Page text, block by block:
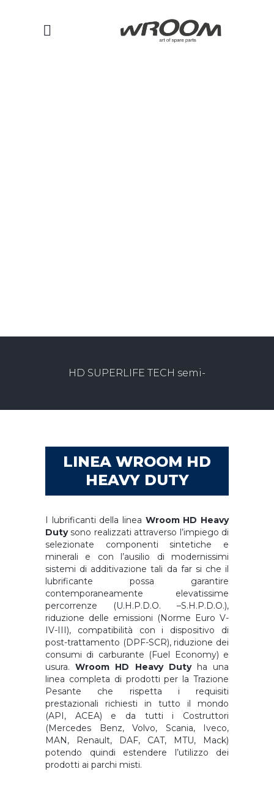
HD SUPERLIFE TECH semi-
synthetic 15W-40 SHPDO – WRLE06
LINEA WROOM HD
HEAVY DUTY
I lubrificanti della linea Wroom HD Heavy
Dutysono realizzati attraverso l’impiego di
selezionate componenti sintetiche e
minerali e con l’ausilio di modernissimi
sistemi di additivazione tali da far si che il
lubrificante possa garantire
contemporaneamente elevatissime
percorrenze (U.H.P.D.O. –S.H.P.D.O.),
riduzione delle emissioni (Norme Euro V-
IV-III), compatibilità con i dispositivo di
post-trattamento (DPF-SCR), riduzione dei
consumi di carburante (Fuel Economy) e
usura.Wroom HD Heavy Dutyha una
linea completa di prodotti per la Trazione
Pesante che rispetta i requisiti
prestazionali richiesti in tutto il mondo
(API, ACEA) e da tutti i Costruttori
(Mercedes Benz, Volvo, Scania, Iveco,
MAN, Renault, DAF, CAT, MTU, Mack)
potendo quindi estendere l’utilizzo dei
prodotti ai parchi misti.